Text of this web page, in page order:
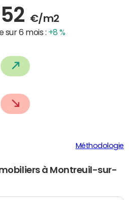
€/m2
sur 6 mois : +8 %
Méthodologie
à Montreuil-sur-